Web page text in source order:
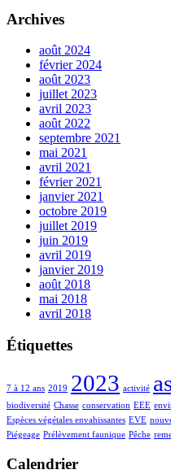
Archives
août 2024
février 2024
août 2023
juillet 2023
avril 2023
août 2022
septembre 2021
mai 2021
avril 2021
février 2021
janvier 2021
octobre 2019
juillet 2019
juin 2019
avril 2019
janvier 2019
août 2018
mai 2018
avril 2018
Étiquettes
7 à 12 ans 2019 2023 activité
biodiversité Chasse conservation EEE
Espèces végétales envahissantes EVE
Piégeage Prélèvement faunique Pêche
Calendrier